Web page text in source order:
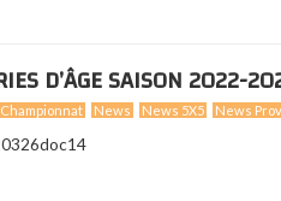
D’ÂGE SAISON 2022-
Championnat News News 5X5 News